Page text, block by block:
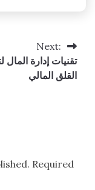
Next:
تقنيات إدارة المال
القلق المالي
Required